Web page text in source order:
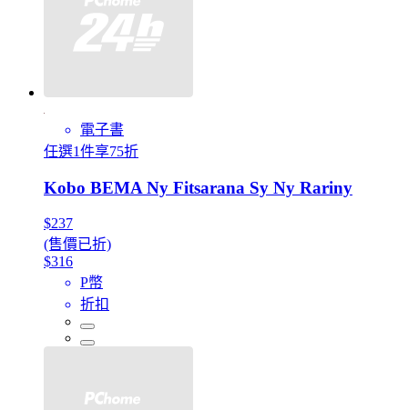
電子書
任選1件享75折
Kobo BEMA Ny Fitsarana Sy Ny Rariny
$237
(售價已折)
$316
P幣
折扣